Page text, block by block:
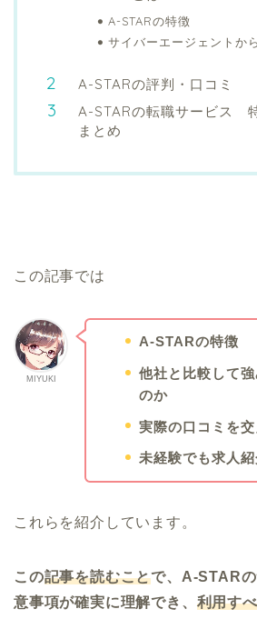
A-STARの特徴
サイバーエージェントか
A-STARの評判・口コミ
A-STARの転職サービス
まとめ
この記事では
MIYUKI
A-STARの特徴
他社と比較して
のか
実際の口コミを
未経験でも求人
これらを紹介しています。
この記事を読むことで、A-STAR
意事項が確実に理解でき、 利用す